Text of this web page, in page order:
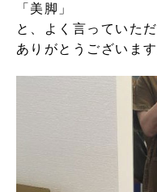
「美脚」
と、よく言っていた
ありがとうございます